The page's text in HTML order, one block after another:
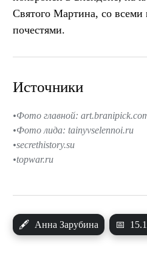
Святого Мартина, со всеми
почестями.
🖋 Анна Зарубина 📅
Источники
Фото главной:
Фото лида: tainyvselennoi.ru
secrethistory.su
topwar.ru